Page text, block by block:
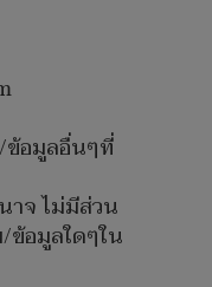
อมูลอื่นๆที่
าจ ไม่มีส่วน
ข้อมูลใดๆใน